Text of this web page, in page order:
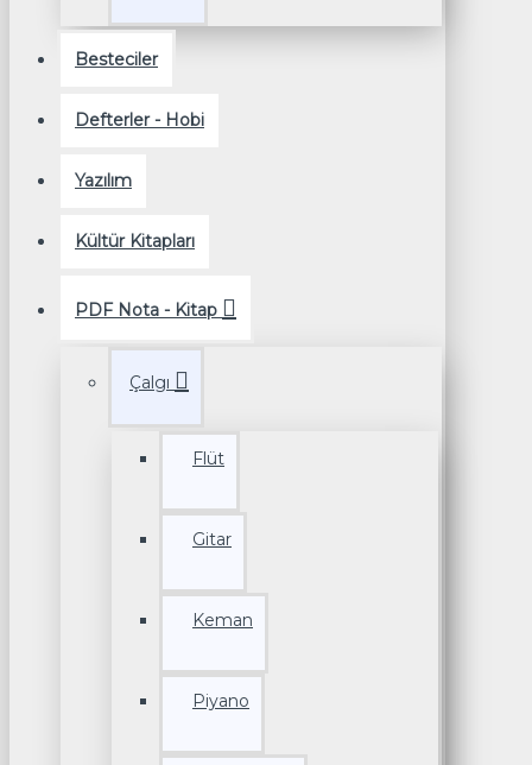
Besteciler
Defterler - Hobi
Yazılım
Kültür Kitapları
PDF Nota - Kitap
Çalgı
Flüt
Gitar
Keman
Piyano